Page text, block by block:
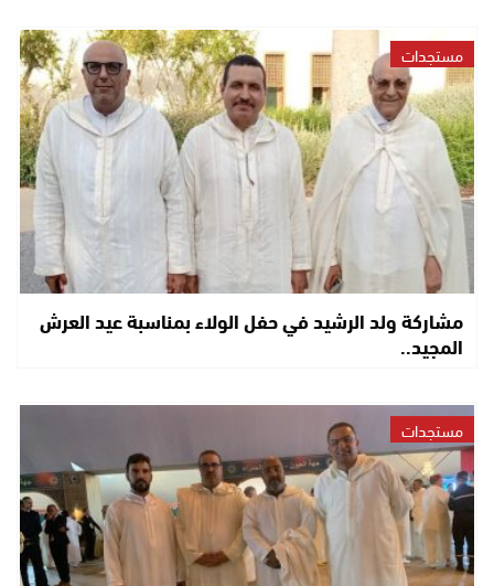
مستجدات
مشاركة ولد الرشيد في حفل الولاء بمناسبة عيد العرش
المجيد..
مستجدات